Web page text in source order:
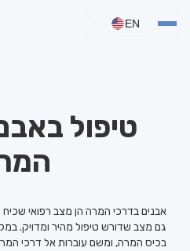
EN
טיפול
אבנים בדרכי המרה הן מצב רפואי שכיח
גם מצב שדורש טיפול מהיר ומדויק.
בכיס המרה, ומשם עוברות אל דרכי